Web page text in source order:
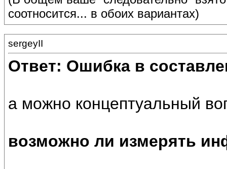
соотносится... в обоих вариантах)
sergeyII
Ответ: Ошибка в
а можно концептуальный
возможно ли измерять